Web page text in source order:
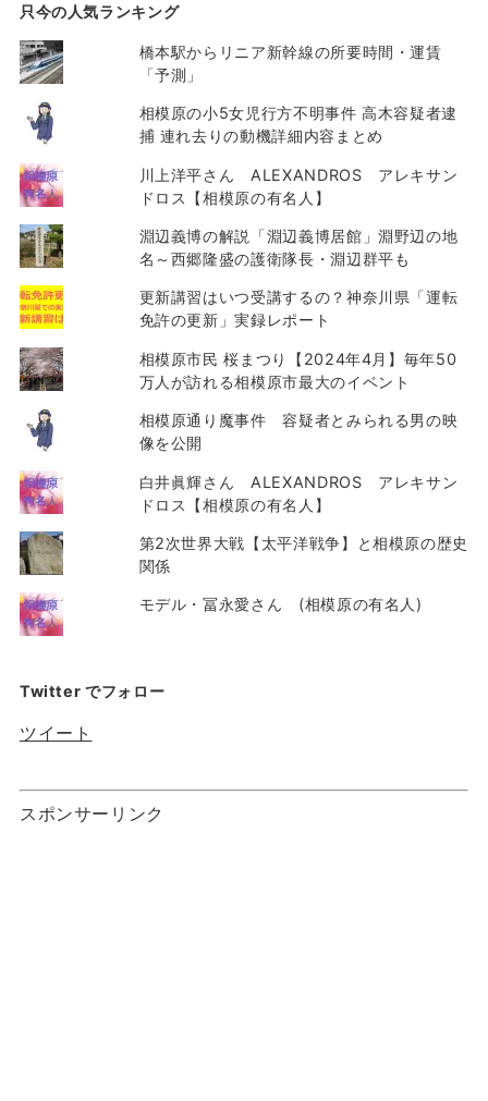
只今の人気ランキング
橋本駅からリニア新幹線の所要時間・運賃
「予測」
相模原の小5女児行方不明事件 高木容疑者逮
捕 連れ去りの動機詳細内容まとめ
川上洋平さん ALEXANDROS アレキサン
ドロス【相模原の有名人】
淵辺義博の解説「淵辺義博居館」淵野辺の地
名～西郷隆盛の護衛隊長・淵辺群平も
更新講習はいつ受講するの？神奈川県「運転
免許の更新」実録レポート
相模原市民 桜まつり【2024年4月】毎年50
万人が訪れる相模原市最大のイベント
相模原通り魔事件 容疑者とみられる男の映
像を公開
白井眞輝さん ALEXANDROS アレキサン
ドロス【相模原の有名人】
第2次世界大戦【太平洋戦争】と相模原の歴史
関係
モデル・冨永愛さん (相模原の有名人)
Twitter でフォロー
ツイート
スポンサーリンク